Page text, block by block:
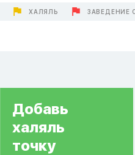
ХАЛЯЛЬ ЗАВЕДЕНИЕ
Добавь
халяль
точку